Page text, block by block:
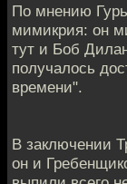
По мнению
мимикрия: он
тут и Боб
получалось
времени".
В заключении
он и